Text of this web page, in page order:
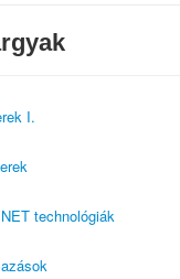
I.
technológiák